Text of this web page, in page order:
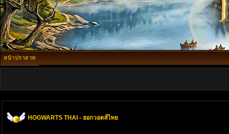
หน้าปราสาท
HOGWARTS THAI - ฮอกวอตส์ไทย